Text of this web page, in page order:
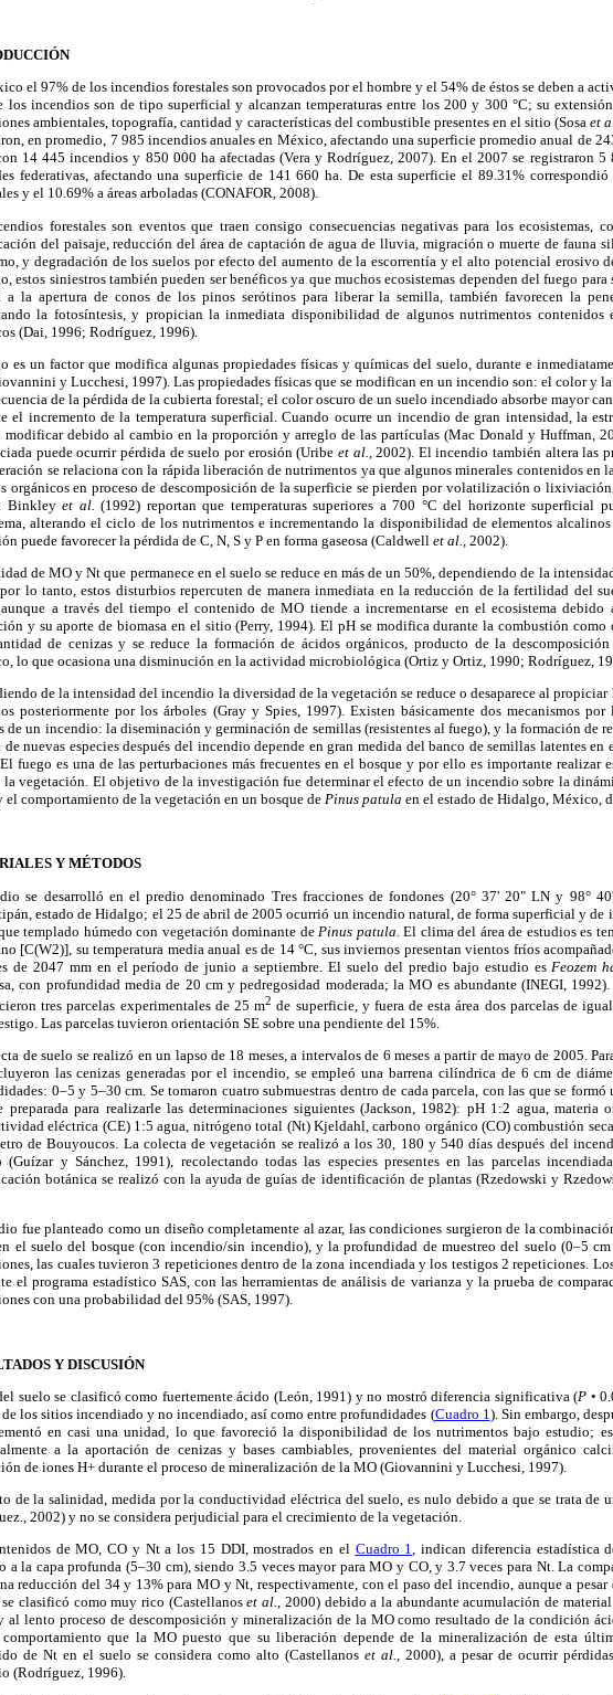
el 97% de los incendios forestales son provocados por el hombre y el 54% de éstos se deben a
los incendios son de tipo superficial y alcanzan temperaturas entre los 200 y 300 °C; su
ambientales, topografía, cantidad y características del combustible presentes en el sitio (Sosaet
en promedio, 7 985 incendios anuales en México, afectando una superficie promedio anual de
14 445 incendios y 850 000 ha afectadas (Vera y Rodríguez, 2007). En el 2007 se registraron 5
federativas, afectando una superficie de 141 660 ha. De esta superficie el 89.31% correspondió
y el 10.69% a áreas arboladas (CONAFOR, 2008).
forestales son eventos que traen consigo consecuencias negativas para los ecosistemas,
del paisaje, reducción del área de captación de agua de lluvia, migración o muerte de fauna
y degradación de los suelos por efecto del aumento de la escorrentía y el alto potencial erosivo
estos siniestros también pueden ser benéficos ya que muchos ecosistemas dependen del fuego
a la apertura de conos de los pinos serótinos para liberar la semilla, también favorecen la
la fotosíntesis, y propician la inmediata disponibilidad de algunos nutrimentos contenidos
(Dai, 1996; Rodríguez, 1996).
es un factor que modifica algunas propiedades físicas y químicas del suelo, durante e
y Lucchesi, 1997). Las propiedades físicas que se modifican en un incendio son: el color y
de la pérdida de la cubierta forestal; el color oscuro de un suelo incendiado absorbe mayor
el incremento de la temperatura superficial. Cuando ocurre un incendio de gran intensidad, la
modificar debido al cambio en la proporción y arreglo de las partículas (Mac Donald y Huffman,
puede ocurrir pérdida de suelo por erosión (Uribe et al., 2002). El incendio también altera las
se relaciona con la rápida liberación de nutrimentos ya que algunos minerales contenidos en
orgánicos en proceso de descomposición de la superficie se pierden por volatilización o
Binkleyet al. (1992) reportan que temperaturas superiores a 700 °C del horizonte superficial
alterando el ciclo de los nutrimentos e incrementando la disponibilidad de elementos
puede favorecer la pérdida de C, N, S y P en forma gaseosa (Caldwell et al., 2002).
de MO y Nt que permanece en el suelo se reduce en más de un 50%, dependiendo de la
lo tanto, estos disturbios repercuten de manera inmediata en la reducción de la fertilidad del
a través del tiempo el contenido de MO tiende a incrementarse en el ecosistema
y su aporte de biomasa en el sitio (Perry, 1994). El pH se modifica durante la combustión como
de cenizas y se reduce la formación de ácidos orgánicos, producto de la
lo que ocasiona una disminución en la actividad microbiológica (Ortiz y Ortiz, 1990; Rodríguez,
de la intensidad del incendio la diversidad de la vegetación se reduce o desaparece al propiciar
posteriormente por los árboles (Gray y Spies, 1997). Existen básicamente dos mecanismos
de un incendio: la diseminación y germinación de semillas (resistentes al fuego), y la formación de
de nuevas especies después del incendio depende en gran medida del banco de semillas latentes
fuego es una de las perturbaciones más frecuentes en el bosque y por ello es importante realizar
la vegetación. El objetivo de la investigación fue determinar el efecto de un incendio sobre la
el comportamiento de la vegetación en un bosque de Pinus patula en el estado de Hidalgo, México,
Y MÉTODOS
se desarrolló en el predio denominado Tres fracciones de fondones (20° 37' 20" LN y 98°
estado de Hidalgo; el 25 de abril de 2005 ocurrió un incendio natural, de forma superficial y de
templado húmedo con vegetación dominante de Pinus patula. El clima del área de estudios es
[C(W2)], su temperatura media anual es de 14 °C, sus inviernos presentan vientos fríos
de 2047 mm en el período de junio a septiembre. El suelo del predio bajo estudio es Feozem
con profundidad media de 20 cm y pedregosidad moderada; la MO es abundante (INEGI,
tres parcelas experimentales de 25 m2 de superficie, y fuera de esta área dos parcelas de
Las parcelas tuvieron orientación SE sobre una pendiente del 15%.
de suelo se realizó en un lapso de 18 meses, a intervalos de 6 meses a partir de mayo de 2005.
las cenizas generadas por el incendio, se empleó una barrena cilíndrica de 6 cm de
0–5 y 5–30 cm. Se tomaron cuatro submuestras dentro de cada parcela, con las que se formó
preparada para realizarle las determinaciones siguientes (Jackson, 1982): pH 1:2 agua, materia
eléctrica (CE) 1:5 agua, nitrógeno total (Nt) Kjeldahl, carbono orgánico (CO) combustión
de Bouyoucos. La colecta de vegetación se realizó a los 30, 180 y 540 días después del
(Guízar y Sánchez, 1991), recolectando todas las especies presentes en las parcelas
botánica se realizó con la ayuda de guías de identificación de plantas (Rzedowski y
fue planteado como un diseño completamente al azar, las condiciones surgieron de la
el suelo del bosque (con incendio/sin incendio), y la profundidad de muestreo del suelo (0–5
las cuales tuvieron 3 repeticiones dentro de la zona incendiada y los testigos 2 repeticiones.
el programa estadístico SAS, con las herramientas de análisis de varianza y la prueba de
con una probabilidad del 95% (SAS, 1997).
Y DISCUSIÓN
suelo se clasificó como fuertemente ácido (León, 1991) y no mostró diferencia significativa (P •
de los sitios incendiado y no incendiado, así como entre profundidades (Cuadro 1 ). Sin embargo,
en casi una unidad, lo que favoreció la disponibilidad de los nutrimentos bajo estudio;
a la aportación de cenizas y bases cambiables, provenientes del material orgánico
de iones H+ durante el proceso de mineralización de la MO (Giovannini y Lucchesi, 1997).
de la salinidad, medida por la conductividad eléctrica del suelo, es nulo debido a que se trata de
2002) y no se considera perjudicial para el crecimiento de la vegetación.
de MO, CO y Nt a los 15 DDI, mostrados en el Cuadro 1, indican diferencia estadística
a la capa profunda (5–30 cm), siendo 3.5 veces mayor para MO y CO, y 3.7 veces para Nt. La
reducción del 34 y 13% para MO y Nt, respectivamente, con el paso del incendio, aunque a
clasificó como muy rico (Castellanoset al., 2000) debido a la abundante acumulación de
al lento proceso de descomposición y mineralización de la MO como resultado de la condición
comportamiento que la MO puesto que su liberación depende de la mineralización de esta
de Nt en el suelo se considera como alto (Castellanos et al., 2000), a pesar de ocurrir
(Rodríguez, 1996).